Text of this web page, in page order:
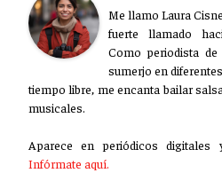
Me llamo Laura
fuerte llamado
Como periodista
sumerjo en
tiempo libre, me encanta bailar
musicales.
Aparece en periódicos digitales
Infórmate aquí.